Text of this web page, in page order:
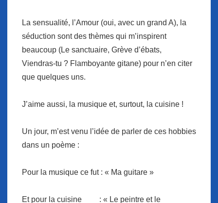
La sensualité, l’Amour (oui, avec un grand A), la
séduction sont des thèmes qui m’inspirent
beaucoup (Le sanctuaire, Grève d’ébats,
Viendras-tu ? Flamboyante gitane) pour n’en citer
que quelques uns.
J’aime aussi, la musique et, surtout, la cuisine !
Un jour, m’est venu l’idée de parler de ces hobbies
dans un poème :
Pour la musique ce fut : « Ma guitare »
Et pour la cuisine : « Le peintre et le